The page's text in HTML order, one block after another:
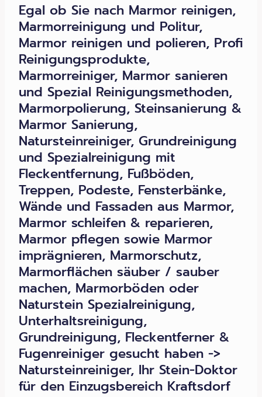
Egal ob Sie nach Marmor reinigen,
Marmorreinigung und Politur,
Marmor reinigen und polieren, Profi
Reinigungsprodukte,
Marmorreiniger, Marmor sanieren
und Spezial Reinigungsmethoden,
Marmorpolierung, Steinsanierung &
Marmor Sanierung,
Natursteinreiniger, Grundreinigung
und Spezialreinigung mit
Fleckentfernung, Fußböden,
Treppen, Podeste, Fensterbänke,
Wände und Fassaden aus Marmor,
Marmor schleifen & reparieren,
Marmor pflegen sowie Marmor
imprägnieren, Marmorschutz,
Marmorflächen säuber / sauber
machen, Marmorböden oder
Naturstein Spezialreinigung,
Unterhaltsreinigung,
Grundreinigung, Fleckentferner &
Fugenreiniger gesucht haben ->
Natursteinreiniger, Ihr Stein-Doktor
für den Einzugsbereich Kraftsdorf